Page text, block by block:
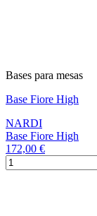
Bases para mesas
Base Fiore High
NARDI
Base Fiore High
172,00 €